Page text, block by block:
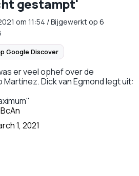
gestampt'
om 11:54 /Bijgewerkt op 6
Google Discover
er veel ophef over de
Dick van Egmond legt uit:
1, 2021